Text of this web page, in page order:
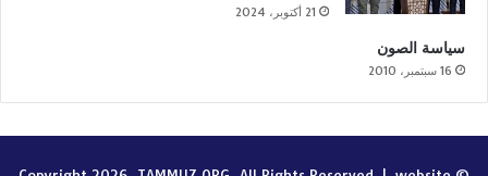
21 أكتوبر، 2024
سياسة الصون
16 سبتمبر، 2010